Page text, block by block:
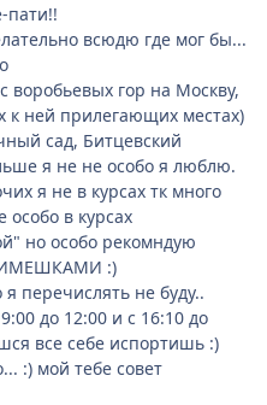
пати!!
всюдю где мог бы...
воробьевых гор на Москву,
к ней прилегающих местах)
сад, Битцевский
я не не особо я люблю.
я не в курсах тк много
в курсах
но особо рекомндую
:)
перечислять не буду..
до 12:00 и с 16:10 до
все себе испортишь :)
:) мой тебе совет